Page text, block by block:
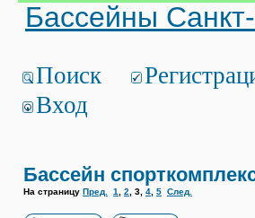
Бассейны
Поиск
Вход
Бассейн
На страницу Пред. 1 2 3 4 5 След.